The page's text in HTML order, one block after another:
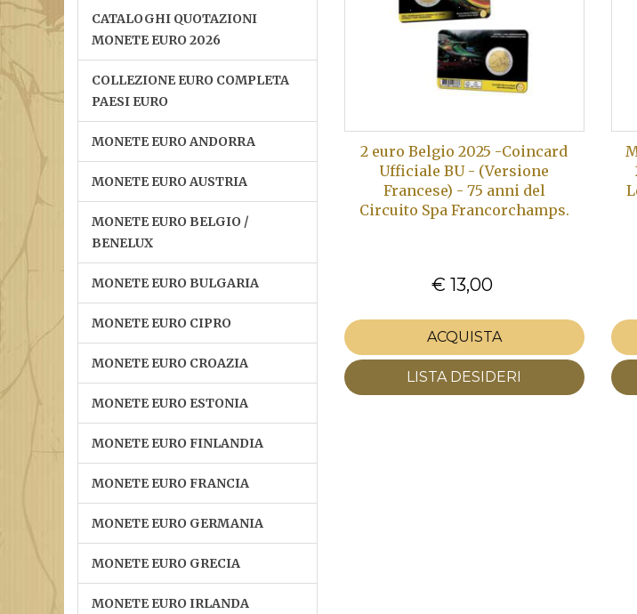
CATALOGHI QUOTAZIONI
MONETE EURO 2026
COLLEZIONE EURO COMPLETA
PAESI EURO
MONETE EURO ANDORRA
MONETE EURO AUSTRIA
MONETE EURO BELGIO /
BENELUX
MONETE EURO BULGARIA
MONETE EURO CIPRO
MONETE EURO CROAZIA
MONETE EURO ESTONIA
MONETE EURO FINLANDIA
MONETE EURO FRANCIA
MONETE EURO GERMANIA
MONETE EURO GRECIA
MONETE EURO IRLANDA
2 euro Belgio 2025 -Coincard
Ufficiale BU - (Versione
Francese) - 75 anni del
Circuito Spa Francorchamps.
€ 13,00
ACQUISTA
LISTA DESIDERI